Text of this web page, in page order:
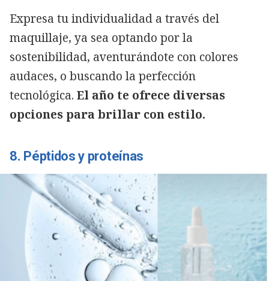
Expresa tu individualidad a través del
maquillaje, ya sea optando por la
sostenibilidad, aventurándote con colores
audaces, o buscando la perfección
tecnológica. El año te ofrece diversas
opciones para brillar con estilo.
8. Péptidos y proteínas